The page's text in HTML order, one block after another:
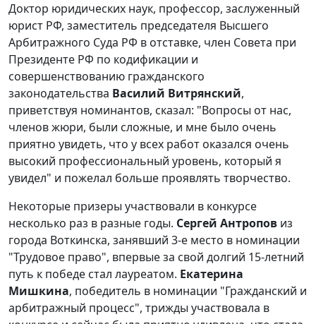
Доктор юридических наук, профессор, заслуженный
юрист РФ, заместитель председателя Высшего
Арбитражного Суда РФ в отставке, член Совета при
Президенте РФ по кодификации и
совершенствованию гражданского
законодательства Василий Витрянский,
приветствуя номинантов, сказал: "Вопросы от нас,
членов жюри, были сложные, и мне было очень
приятно увидеть, что у всех работ оказался очень
высокий профессиональный уровень, который я
увидел" и пожелал больше проявлять творчество.
Некоторые призеры участвовали в конкурсе
несколько раз в разные годы. Сергей Антропов из
города Воткинска, занявший 3-е место в номинации
"Трудовое право", впервые за свой долгий 15-летний
путь к победе стал лауреатом. Екатерина
Мишкина, победитель в номинации "Гражданский и
арбитражный процесс", трижды участвовала в